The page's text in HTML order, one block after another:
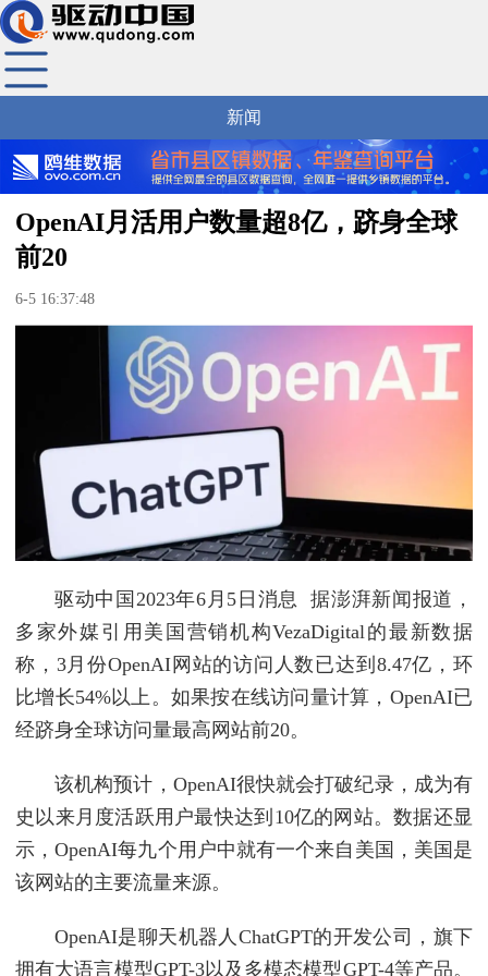
新闻
OpenAI月活用户数量超8亿，跻身全球
前20
6-5 16:37:48
驱动中国2023年6月5日消息 据澎湃新闻报道，
多家外媒引用美国营销机构VezaDigital的最新数据
称，3月份OpenAI网站的访问人数已达到8.47亿，环
比增长54%以上。如果按在线访问量计算，OpenAI已
经跻身全球访问量最高网站前20。
该机构预计，OpenAI很快就会打破纪录，成为有
史以来月度活跃用户最快达到10亿的网站。数据还显
示，OpenAI每九个用户中就有一个来自美国，美国是
该网站的主要流量来源。
OpenAI是聊天机器人ChatGPT的开发公司，旗下
拥有大语言模型GPT-3以及多模态模型GPT-4等产品。